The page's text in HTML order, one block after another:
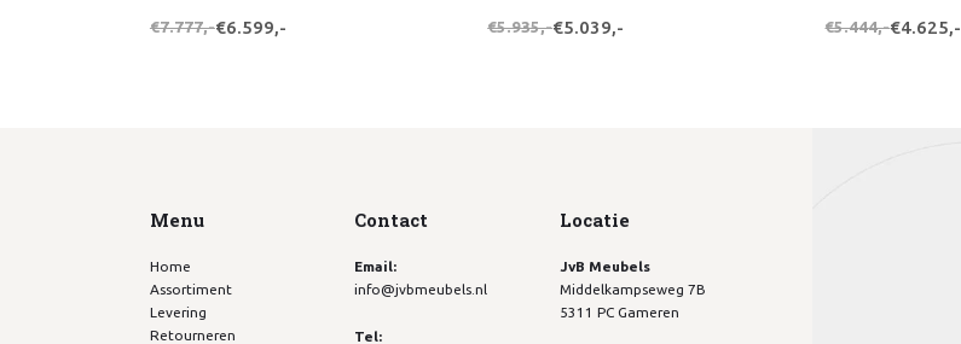
€7.777,-€6.599,-
€5.935,-€5.039,-
€5.444,-€4.625,-
Menu
Home
Assortiment
Levering
Retourneren
Contact
Email:
info@jvbmeubels.nl
Tel:
Locatie
JvB Meubels
Middelkampseweg 7B
5311 PC Gameren